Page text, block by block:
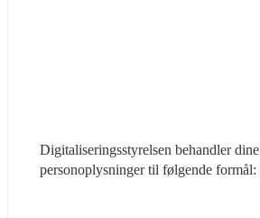
Digitaliseringsstyrelsen behandler dine
personoplysninger til følgende formål: